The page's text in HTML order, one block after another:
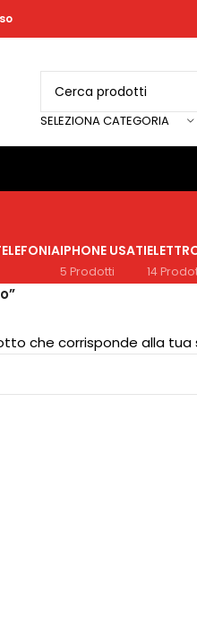
SELEZIONA CATEGORIA
IPHONE USATI
5 Prodotti 14
che corrisponde alla tua